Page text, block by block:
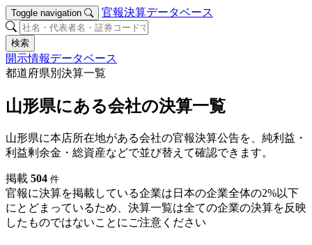
Toggle navigation 官報決算データベース
検索
開示情報データベース
都道府県別決算一覧
山形県にある会社の決算一覧
山形県に本店所在地がある会社の官報決算公告を、純利益・
利益剰余金・総資産などで並び替えて確認できます。
掲載 504 件
官報に決算を掲載している企業は日本の企業全体の2%以下
にとどまっているため、決算一覧は全ての企業の決算を反映
したものではないことにご注意ください